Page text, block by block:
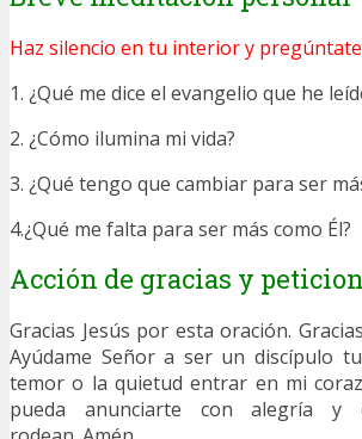
Haz silencio en tu interior y
1. ¿Qué me dice el evangelio que he
2. ¿Cómo ilumina mi vida?
3. ¿Qué tengo que cambiar para ser
4.¿Qué me falta para ser más como Él?
Acción de gracias y
Gracias Jesús por esta oración.
Ayúdame Señor a ser un discípulo
temor o la quietud entrar en mi
pueda anunciarte con alegría y